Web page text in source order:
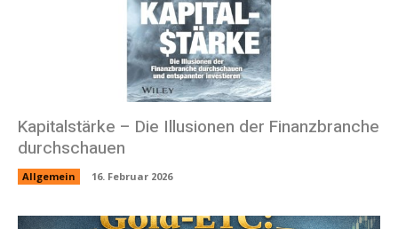
Kapitalstärke – Die Illusionen der Finanzbranche
durchschauen
Allgemein 16. Februar 2026